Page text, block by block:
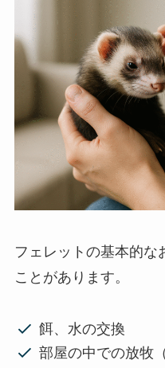
フェレットの基本的な
ことがあります。
餌、水の交換
部屋の中での放牧